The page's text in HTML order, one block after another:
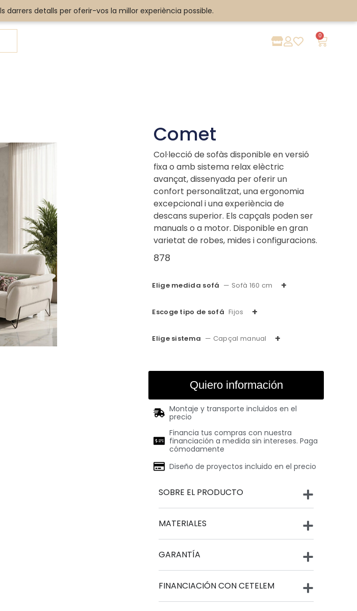
darrers detalls per oferir-vos la millor experiència possible.
darrers detalls per oferir-vos la millor experiència possible.
0
Comet
Col·lecció de sofàs disponible en versió
fixa o amb sistema relax elèctric
avançat, dissenyada per oferir un
confort personalitzat, una ergonomia
excepcional i una experiència de
descans superior. Els capçals poden ser
manuals o a motor. Disponible en gran
varietat de robes, mides i configuracions.
878
Elige medida sofá — Sofà 160 cm
Escoge tipo de sofá Fijos
Elige sistema — Capçal manual
Quiero información
Montaje y transporte incluidos en el
precio
Financia tus compras con nuestra
financiación a medida sin intereses. Paga
cómodamente
Diseño de proyectos incluido en el precio
SOBRE EL PRODUCTO
MATERIALES
GARANTÍA
FINANCIACIÓN CON CETELEM